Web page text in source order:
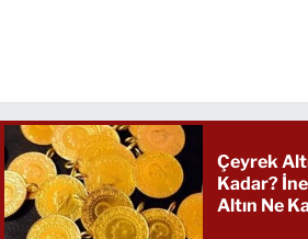
Çeyrek
Kadar?
Altın Ne